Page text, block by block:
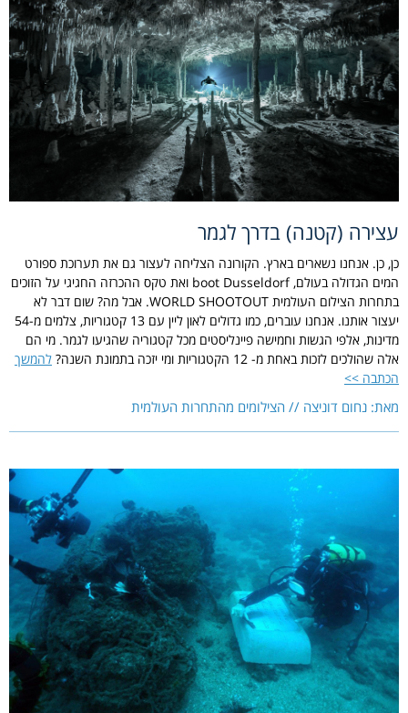
עצירה (קטנה) בדרך לגמר
כן, כן. אנחנו נשארים בארץ. הקורונה הצליחה לעצור גם את תערוכת ספורט
המים הגדולה בעולם, boot Dusseldorf ואת טקס ההכרזה החגיגי על הזוכים
בתחרות הצילום העולמית WORLD SHOOTOUT. אבל מה? שום דבר לא
יעצור אותנו. אנחנו עוברים, כמו גדולים לאון ליין עם 13 קטגוריות, צלמים מ-54
מדינות, אלפי הגשות וחמישה פיינליסטים מכל קטגוריה שהגיעו לגמר. מי הם
אלה שהולכים לזכות באחת מ- 12 הקטגוריות ומי יזכה בתמונת השנה?
להמשך
הכתבה >>
מאת: נחום דוניצה // הצילומים מהתחרות העולמית